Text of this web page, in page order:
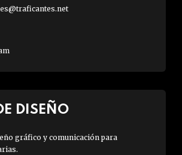
DISEÑO
gráfico y comunicación para